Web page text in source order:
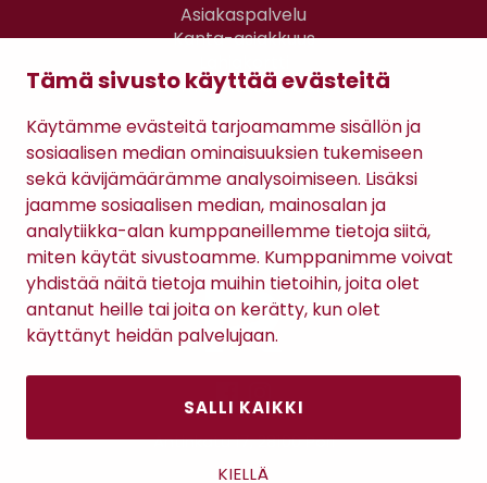
Tämä sivusto käyttää evästeitä
Käytämme evästeitä tarjoamamme sisällön ja
sosiaalisen median ominaisuuksien tukemiseen
sekä kävijämäärämme analysoimiseen. Lisäksi
jaamme sosiaalisen median, mainosalan ja
analytiikka-alan kumppaneillemme tietoja siitä,
miten käytät sivustoamme. Kumppanimme voivat
yhdistää näitä tietoja muihin tietoihin, joita olet
antanut heille tai joita on kerätty, kun olet
käyttänyt heidän palvelujaan.
SALLI KAIKKI
KIELLÄ
Asiakaspalvelu
Kanta-asiakkuus
Gomee Ratsula Café
Antinkatu 17, 28100 Pori
Sopimusehdot
Tietosuojaseloste
Maksutavat